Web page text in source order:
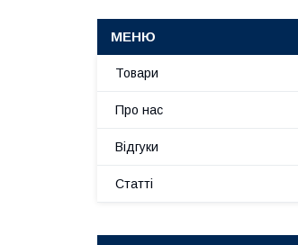
Товари
Про нас
Відгуки
Статті